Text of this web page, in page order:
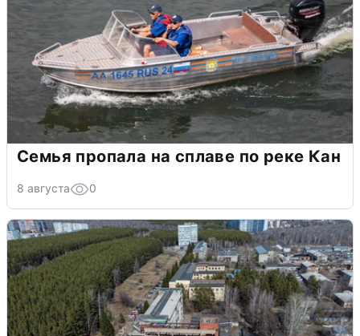
Семья пропала на сплаве по реке Кан
8 августа 0